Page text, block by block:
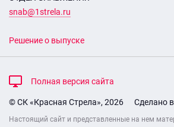
snab@1strela.ru
Решение о выпуске
Полная версия сайта
© СК «Красная Стрела», 2026 Сделано в
Настоящий сайт и представленные на нем